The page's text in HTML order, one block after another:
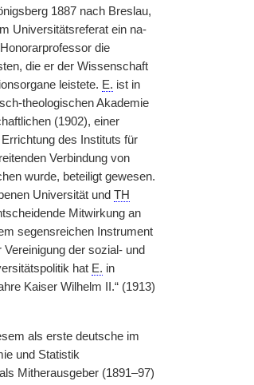
1887 nach Breslau,
Universitätsreferat ein na-
die
die er der Wissenschaft
leistete. E. ist in
theologischen Akademie
(1902), einer
des Instituts für
Verbindung von
wurde, beteiligt gewesen.
Universität und TH
Mitwirkung an
segensreichen Instrument
der sozial- und
hat E. in
Kaiser Wilhelm II.“ (1913)
als erste deutsche im
und Statistik
Mitherausgeber (1891–97)